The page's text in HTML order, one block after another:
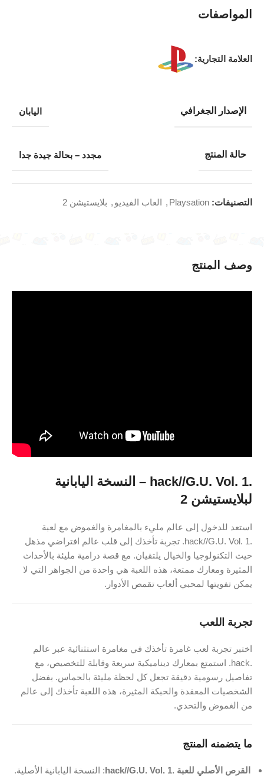
وصف المنتج
.hack//G.U. Vol. 1 – النسخة اليابانية
لبلايستيشن 2
استعد للدخول إلى عالم مليء بالمغامرة والغموض مع لعبة
.hack//G.U. Vol. 1. تجربة تأخذك إلى قلب عالم افتراضي مذهل
حيث التكنولوجيا والخيال يلتقيان. مع قصة درامية مليئة بالأحداث
المثيرة ومعارك ممتعة، هذه اللعبة هي واحدة من الجواهر التي لا
يمكن تفويتها لمحبي ألعاب تقمص الأدوار.
تجربة اللعب
اختبر تجربة لعب غامرة تأخذك في مغامرة استثنائية عبر عالم
.hack. استمتع بمعارك ديناميكية سريعة وقابلة للتخصيص، مع
تفاصيل رسومية دقيقة تجعل كل لحظة مليئة بالحماس. بفضل
الشخصيات المعقدة والحبكة المثيرة، هذه اللعبة تأخذك إلى عالم
من الغموض والتحدي.
ما يتضمنه المنتج
القرص الأصلي للعبة .hack//G.U. Vol. 1 : النسخة اليابانية الأصلية.
المواصفات
العلامة التجارية:
الإصدار الجغرافي اليابان
حالة المنتج مجدد – بحالة جيدة جدا
التصنيفات: Playsation
, العاب الفيديو , بلايستيشن 2